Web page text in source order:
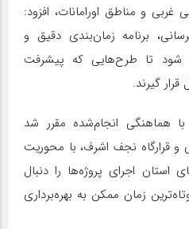
غربی و مناطق اورامانات، افزود:
برنامه زمان‌بندی دقیق و
تا طرح‌هایی که پیشرفت
گیرند.
با هماهنگی انجام‌شده مقرر شد
و قرارگاه نجف اشرف، با محوریت
استان اجرای پروژه‌ها را دنبال
زمان ممکن به بهره‌برداری